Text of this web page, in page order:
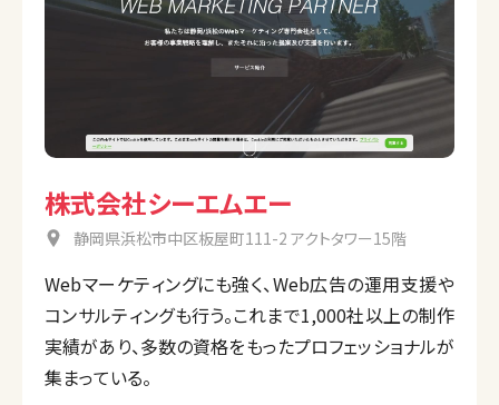
株式会社シーエムエー
静岡県浜松市中区板屋町111-2 アクトタワー15階
Webマーケティングにも強く、Web広告の運用支援や
コンサルティングも行う。これまで1,000社以上の制作
実績があり、多数の資格をもったプロフェッショナルが
集まっている。